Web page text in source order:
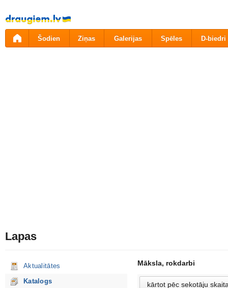
Pāriet
uz
saturu
Šodien Ziņas Galerijas Spēles D-biedri
Lapas
Aktualitātes
Katalogs
Māksla, rokdarbi